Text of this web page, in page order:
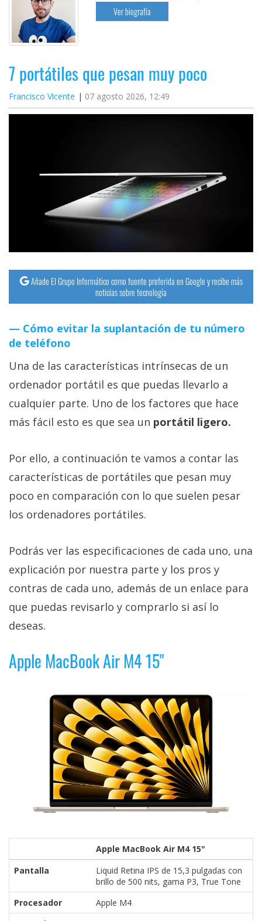
Ver biografía
7 portátiles que pesan muy poco
Francisco Vicente 07 agosto 2026, 12:49
Añade El Grupo Informático como fuente preferida en Google y recibe más
noticias sobre tecnología
Cómo evitar la suplantación de tu número
de teléfono
Una de las características intrínsecas de un
ordenador portátil es que puedas llevarlo a
cualquier parte. Uno de los factores que hace
más fácil esto es que sea un portátil ligero.
Por ello, a continuación te vamos a contar las
características de portátiles que pesan muy
poco en comparación con lo que suelen pesar
los ordenadores portátiles.
Podrás ver las especificaciones de cada uno, una
explicación por nuestra parte y los pros y
contras de cada uno, además de un enlace para
que puedas revisarlo y comprarlo si así lo
deseas.
Apple MacBook Air M4 15"
Apple MacBook Air M4 15"
Pantalla
Liquid Retina IPS de 15,3 pulgadas con
brillo de 500 nits, gama P3, True Tone
Procesador
Apple M4